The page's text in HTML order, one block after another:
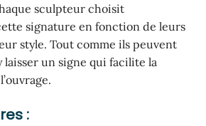
sculpteur choisit
signature en fonction de leurs
style. Tout comme ils peuvent
laisser un signe qui facilite la
: